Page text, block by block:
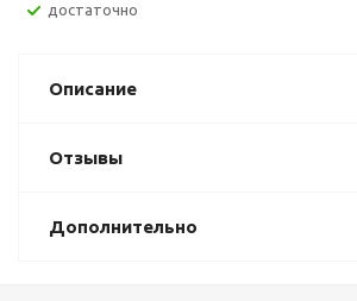
Достаточно
Описание
Отзывы
Дополнительно